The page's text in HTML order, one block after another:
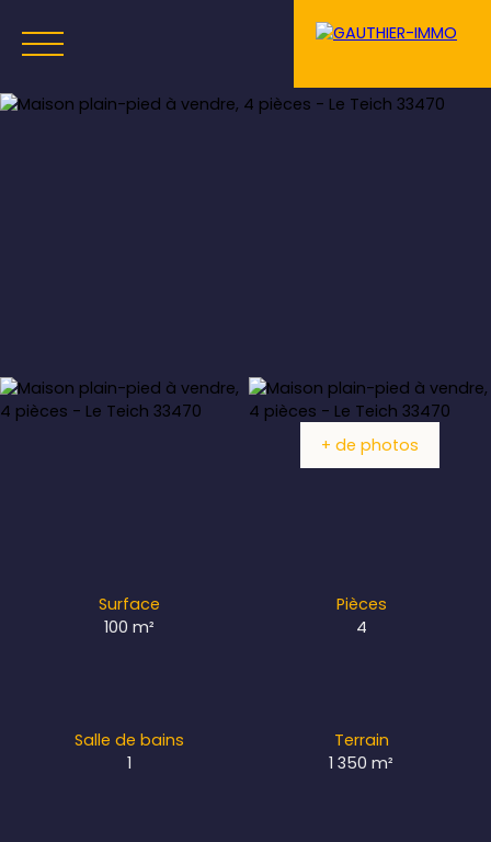
Estimation
+ de photos
Surface
100m²
Pièces
4
Salle de bains
1
Terrain
1 350m²